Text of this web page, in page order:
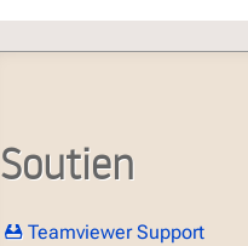
Soutien
Teamviewer Support